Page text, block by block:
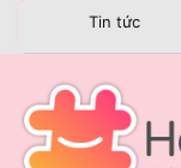
Tin tức